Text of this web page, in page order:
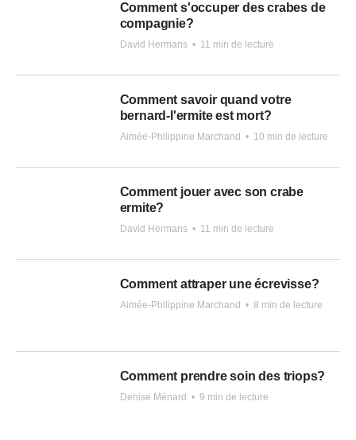
Comment s'occuper des crabes de
compagnie?
David Hermans • 11 min de lecture
Comment savoir quand votre
bernard-l'ermite est mort?
Aimée-Philippine Marchand • 10 min de lecture
Comment jouer avec son crabe
ermite?
David Hermans • 11 min de lecture
Comment attraper une écrevisse?
Aimée-Philippine Marchand • 8 min de lecture
Comment prendre soin des triops?
Denise Ménard • 9 min de lecture